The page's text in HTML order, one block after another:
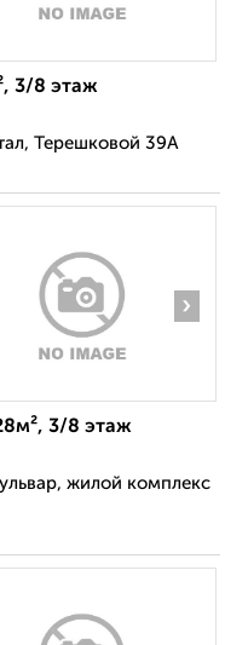
3/8 этаж
Терешковой 39А
›
3/8 этаж
жилой комплекс